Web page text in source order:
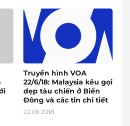
Truyền hình VOA
22/6/18: Malaysia kêu gọi
dẹp tàu chiến ở Biển
Đông và các tin chi tiết
22.06.2018